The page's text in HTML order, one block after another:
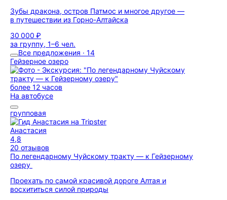
Зубы дракона, остров Патмос и многое другое —
в путешествии из Горно-Алтайска
30 000 ₽
за группу, 1–6 чел.
Все предложения · 14
Гейзерное озеро
более 12 часов
На автобусе
групповая
Анастасия
4,8
20 отзывов
По легендарному Чуйскому тракту — к Гейзерному
озеру
Проехать по самой красивой дороге Алтая и
восхититься силой природы